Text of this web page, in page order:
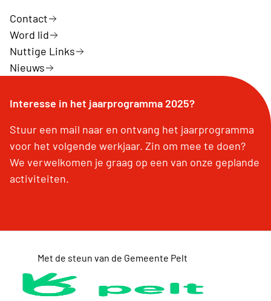
Contact
Word lid
Nuttige Links
Nieuws
Interesse in het jaarprogramma 2025?
Stuur een mail naar en ontvang het jaarprogramma
voor het volgende werkjaar. Zin om mee te doen?
We verwelkomen je graag op een van onze geplande
activiteiten.
Met de steun van de Gemeente Pelt